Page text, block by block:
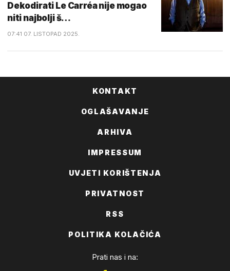
Dekodirati Le Carréa nije mogao
niti najbolji š…
07:41 07. LISTOPAD 2025.
KONTAKT
OGLAŠAVANJE
ARHIVA
IMPRESSUM
UVJETI KORIŠTENJA
PRIVATNOST
RSS
POLITIKA KOLAČIĆA
Prati nas i na: